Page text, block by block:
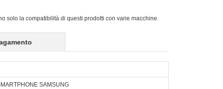
solo la compatibilità di questi prodotti con varie macchine.
SAMSUNG